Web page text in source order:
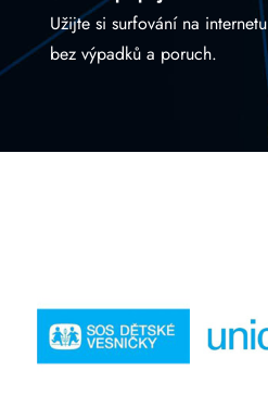
Užijte si surfování na internetu
bez výpadků a poruch.